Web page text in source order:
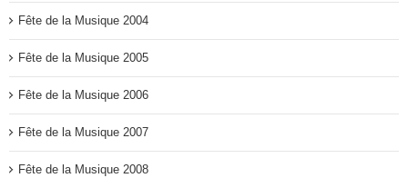
Fête de la Musique 2004
Fête de la Musique 2005
Fête de la Musique 2006
Fête de la Musique 2007
Fête de la Musique 2008